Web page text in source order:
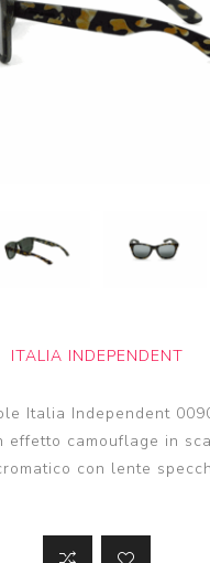
ITALIA INDEPENDENT
Italia Independent
effetto camouflage in
con lente